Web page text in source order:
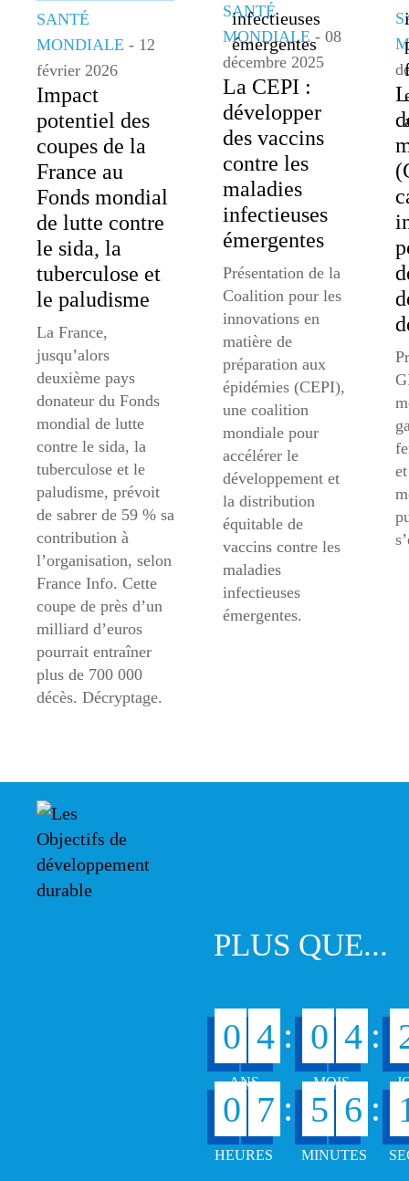
SANTÉ
MONDIALE - 12
février 2026
Impact
potentiel des
coupes de la
France au
Fonds mondial
de lutte contre
le sida, la
tuberculose et
le paludisme
La France,
jusqu’alors
deuxième pays
donateur du Fonds
mondial de lutte
contre le sida, la
tuberculose et le
paludisme, prévoit
de sabrer de 59 % sa
contribution à
l’organisation, selon
France Info. Cette
coupe de près d’un
milliard d’euros
pourrait entraîner
plus de 700 000
décès. Décryptage.
SANTÉ
MONDIALE - 08
décembre 2025
La CEPI :
développer
des vaccins
contre les
maladies
infectieuses
émergentes
Présentation de la
Coalition pour les
innovations en
matière de
préparation aux
épidémies (CEPI),
une coalition
mondiale pour
accélérer le
développement et
la distribution
équitable de
vaccins contre les
maladies
infectieuses
émergentes.
PLUS QUE...
0 4 : 0 4 :
0 7 : 5 6 :